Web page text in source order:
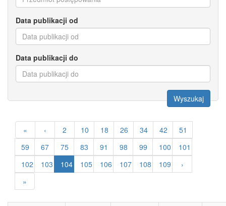
Data publikacji od
Data publikacji do
Wyszukaj
« ‹ 2 10 18 26 34 42
51
59
67 75 83 91 98 99 100
101
102
103 104 105 106 107 108 109
›
»